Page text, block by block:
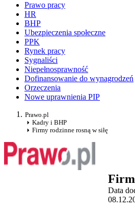
Prawo pracy
HR
BHP
Ubezpieczenia społeczne
PPK
Rynek pracy
Sygnaliści
Niepełnosprawność
Dofinansowanie do wynagrodzeń
Orzeczenia
Nowe uprawnienia PIP
Prawo.pl
Kadry i BHP
Firmy rodzinne rosną w siłę
Data